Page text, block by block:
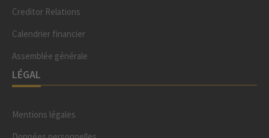
Creditor Relations
Calendrier financier
Assemblée générale
LÉGAL
Mentions légales